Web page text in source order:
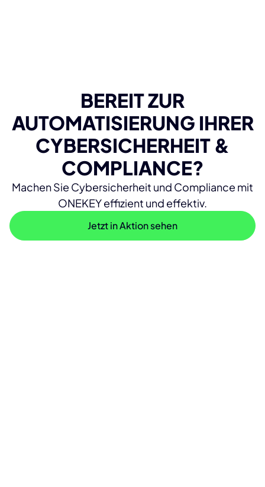
BEREIT ZUR
AUTOMATISIERUNG IHRER
CYBERSICHERHEIT &
COMPLIANCE?
Machen Sie Cybersicherheit und Compliance mit
ONEKEY effizient und effektiv.
Jetzt in Aktion sehen